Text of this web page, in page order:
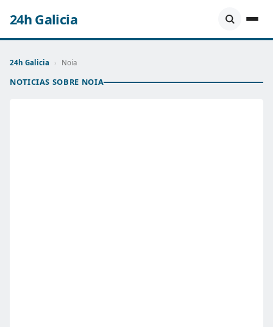
24h Galicia
24h Galicia › Noia
NOTICIAS SOBRE NOIA